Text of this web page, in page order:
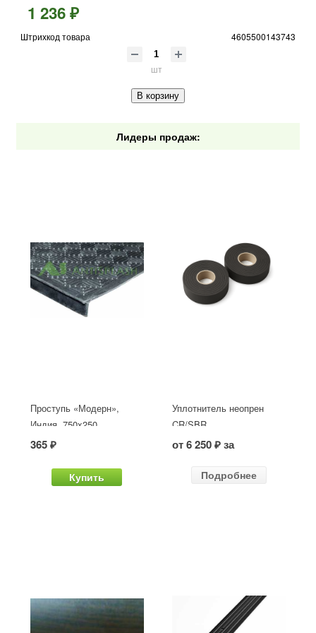
1 236 ₽
Штрихкод товара 4605500143743
шт
В корзину
Лидеры продаж:
Проступь «Модерн»,
Индия, 750x250
365 ₽
Купить
Уплотнитель неопрен
CR/SBR
от 6 250 ₽ за
Подробнее